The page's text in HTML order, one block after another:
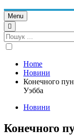
Menu
Пошук:
Home
Новини
Конечного
Уэбба
Новини
Конечного